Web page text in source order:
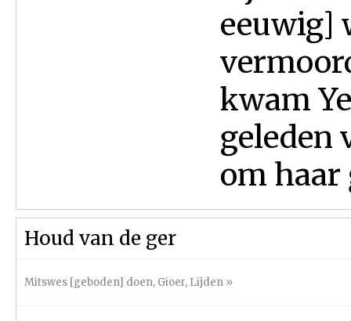
eeuwig]
kwam
geleden
om haar
Houd van de ger
Mitswes [geboden] doen, Gioer, Lijden »